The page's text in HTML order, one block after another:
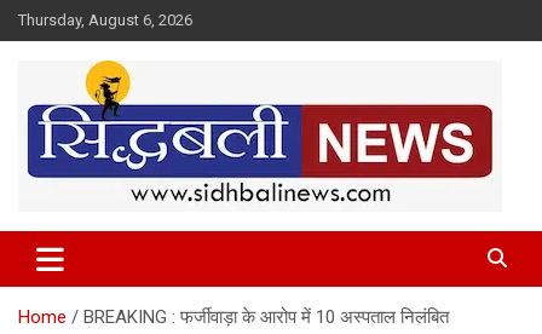
Skip
to
Thursday, August 6, 2026
Sidhbali News
Home BREAKING : फर्जीवाड़ा के आरोप में 10 अस्पताल निलंबित